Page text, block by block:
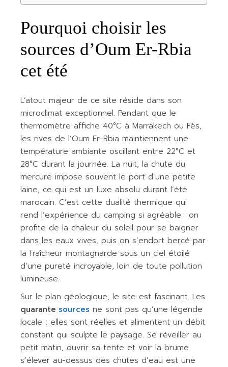
Pourquoi choisir les
sources d’Oum Er-Rbia
cet été
L’atout majeur de ce site réside dans son
microclimat exceptionnel. Pendant que le
thermomètre affiche 40°C à Marrakech ou Fès,
les rives de l’Oum Er-Rbia maintiennent une
température ambiante oscillant entre 22°C et
28°C durant la journée. La nuit, la chute du
mercure impose souvent le port d’une petite
laine, ce qui est un luxe absolu durant l’été
marocain. C’est cette dualité thermique qui
rend l’expérience du camping si agréable : on
profite de la chaleur du soleil pour se baigner
dans les eaux vives, puis on s’endort bercé par
la fraîcheur montagnarde sous un ciel étoilé
d’une pureté incroyable, loin de toute pollution
lumineuse.
Sur le plan géologique, le site est fascinant. Les
quarante sources ne sont pas qu’une légende
locale ; elles sont réelles et alimentent un débit
constant qui sculpte le paysage. Se réveiller au
petit matin, ouvrir sa tente et voir la brume
s’élever au-dessus des chutes d’eau est une